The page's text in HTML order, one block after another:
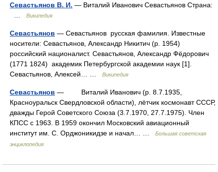
Севастьянов В. И. — Виталий Иванович Севастьянов Страна:
Википедия
Севастьянов — Севастьянов русская фамилия. Известные
носители: Севастьянов, Александр Никитич (р. 1954)
российский националист. Севастьянов, Александр Фёдорович
(1771 1824) академик Петербургской академии наук [1].
Севастьянов, Алексей… …
Википедия
Севастьянов — Виталий Иванович (р. 8.7.1935,
Красноуральск Свердловской области), лётчик космонавт СССР,
дважды Герой Советского Союза (3.7.1970, 27.7.1975). Член
КПСС с 1963. В 1959 окончил Московский авиационный
институт им. С. Орджоникидзе и начал… …
Большая советская
энциклопедия